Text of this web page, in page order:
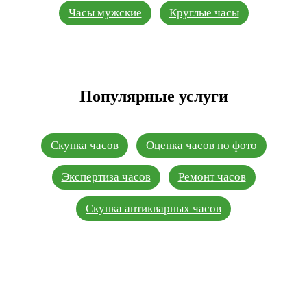
Часы мужские Круглые часы
Популярные услуги
Скупка часов Оценка часов по фото
Экспертиза часов Ремонт часов
Скупка антикварных часов